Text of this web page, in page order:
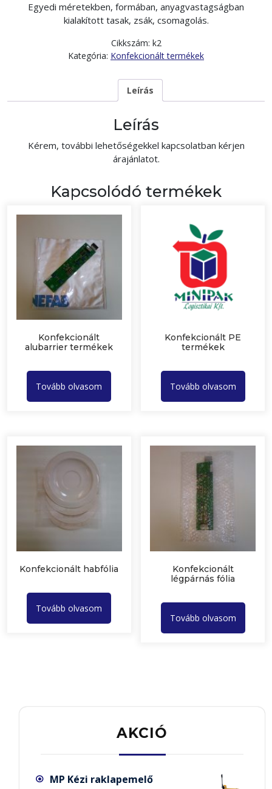
Egyedi méretekben, formában, anyagvastagságban
kialakított tasak, zsák, csomagolás.
Cikkszám: k2
Kategória: Konfekcionált termékek
Leírás
Leírás
Kérem, további lehetőségekkel kapcsolatban kérjen
árajánlatot.
Kapcsolódó termékek
Konfekcionált
alubarrier termékek
Tovább olvasom
Konfekcionált PE
termékek
Tovább olvasom
Konfekcionált habfólia
Tovább olvasom
Konfekcionált
légpárnás fólia
Tovább olvasom
AKCIÓ
MP Kézi raklapemelő